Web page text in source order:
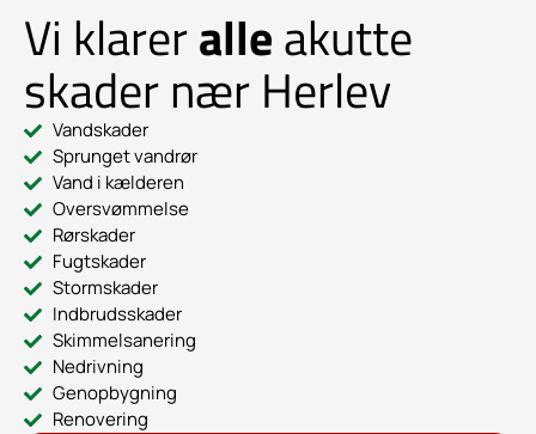
Vi klareralleakutte
skader nær Herlev
Vandskader
Sprunget vandrør
Vand i kælderen
Oversvømmelse
Rørskader
Fugtskader
Stormskader
Indbrudsskader
Skimmelsanering
Nedrivning
Genopbygning
Renovering